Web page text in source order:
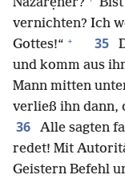
Nazarẹner?
vernichten? Ich
Gottes!“ + 35
und komm aus
Mann mitten
verließ ihn dann,
36
Alle sagten
redet! Mit
Geistern Befehl